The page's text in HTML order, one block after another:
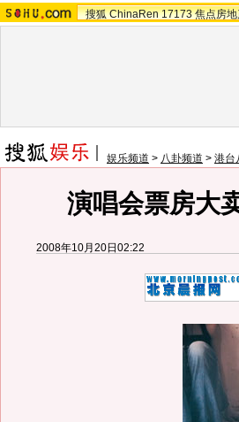
搜狐 ChinaRen 17173 焦点房地
娱乐频道 > 八卦频道 > 港台
演唱会票房大
2008年10月20日02:22